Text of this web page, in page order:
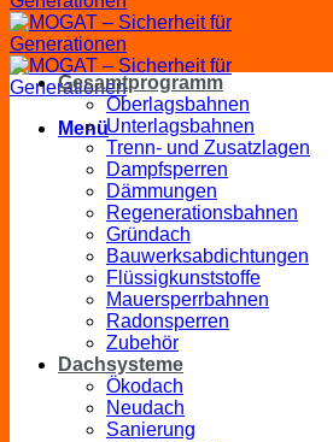
Menü
Gesamtprogramm
Oberlagsbahnen
Unterlagsbahnen
Trenn- und Zusatzlagen
Dampfsperren
Dämmungen
Regenerationsbahnen
Gründach
Bauwerksabdichtungen
Flüssigkunststoffe
Mauersperrbahnen
Radonsperren
Zubehör
Dachsysteme
Ökodach
Neudach
Sanierung